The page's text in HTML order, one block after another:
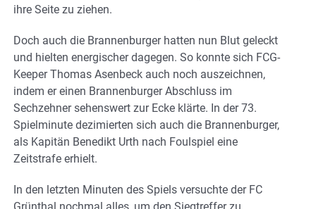
ihre Seite zu ziehen.
Doch auch die Brannenburger hatten nun Blut geleckt
und hielten energischer dagegen. So konnte sich FCG-
Keeper Thomas Asenbeck auch noch auszeichnen,
indem er einen Brannenburger Abschluss im
Sechzehner sehenswert zur Ecke klärte. In der 73.
Spielminute dezimierten sich auch die Brannenburger,
als Kapitän Benedikt Urth nach Foulspiel eine
Zeitstrafe erhielt.
In den letzten Minuten des Spiels versuchte der FC